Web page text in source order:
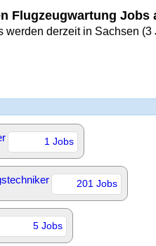
Flugzeugwartung Jobs
derzeit in Sachsen (3
1 Jobs
201 Jobs
5 Jobs